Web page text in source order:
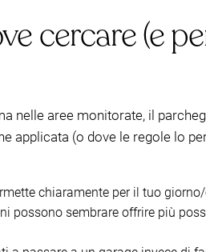
cercare (e
nelle aree monitorate, il
applicata (o dove le regole lo
chiaramente per il tuo
possono sembrare offrire più